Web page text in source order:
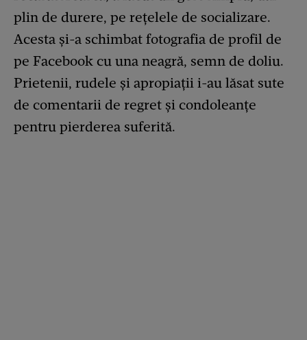
plin de durere, pe rețelele de socializare.
Acesta și-a schimbat fotografia de profil de
pe Facebook cu una neagră, semn de doliu.
Prietenii, rudele și apropiații i-au lăsat sute
de comentarii de regret și condoleanțe
pentru pierderea suferită.